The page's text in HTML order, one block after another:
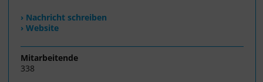
› Nachricht schreiben
› Website
Mitarbeitende
338